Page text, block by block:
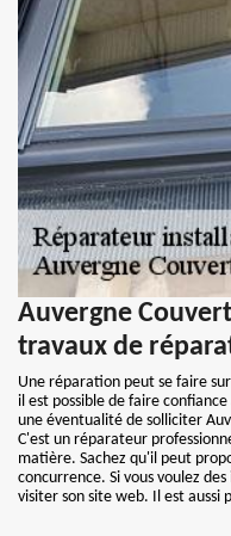
Auvergne
travaux de
Une réparation peut se faire
il est possible de faire
une éventualité de solliciter
C'est un réparateur
matière. Sachez qu'il peut
concurrence. Si vous voulez
visiter son site web. Il est aussi